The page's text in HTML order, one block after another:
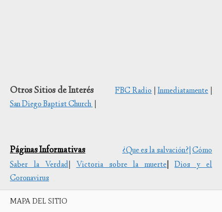
Otros Sitios de Interés FBC Radio|Inmediatamente
San Diego Baptist Church
Páginas Informativas ¿Que es la salvación?|Cómo
Saber la Verdad|Victoria sobre la muerte|
Dios y el
Coronavirus
MAPA DEL SITIO